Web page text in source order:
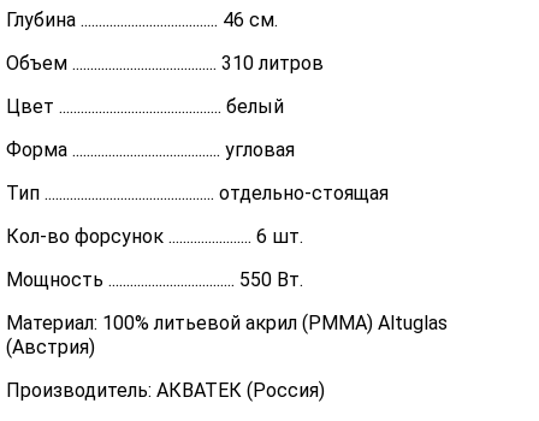
Глубина ...................................... 46 см.
Объем ........................................ 310 литров
Цвет ............................................. белый
Форма ......................................... угловая
Тип ............................................... отдельно-стоящая
Кол-во форсунок ....................... 6 шт.
Мощность ................................... 550 Вт.
Материал: 100% литьевой акрил (PMMA) Altuglas
(Австрия)
Производитель: АКВАТЕК (Россия)